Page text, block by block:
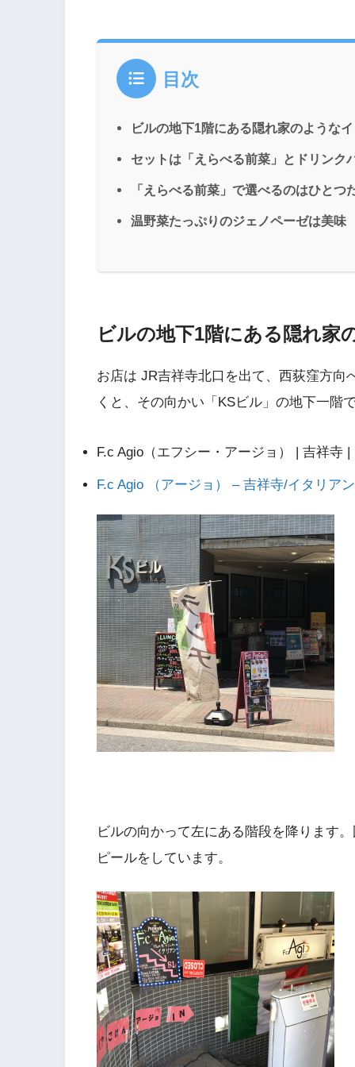
目次
ビルの地下1階にある隠れ家のような
セットは「えらべる前菜」とドリンク
「えらべる前菜」で選べるのはひとつ
温野菜たっぷりのジェノペーゼは美味
ビルの地下1階にある隠れ家
お店は JR吉祥寺北口を出て、西荻窪方向
くと、その向かい「KSビル」の地下一階
F.c Agio（エフシー・アージョ） | 吉祥寺
F.c Agio （アージョ） – 吉祥寺/イタリア
ビルの向かって左にある階段を降ります
ピールをしています。